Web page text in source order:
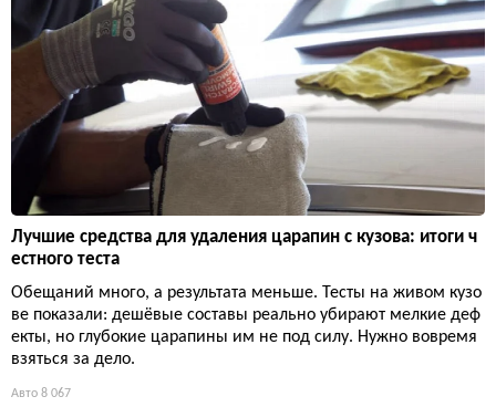
Лучшие средства для удаления царапин с кузова: итоги ч
естного теста
Обещаний много, а результата меньше. Тесты на живом кузо
ве показали: дешёвые составы реально убирают мелкие деф
екты, но глубокие царапины им не под силу. Нужно вовремя
взяться за дело.
Авто 8 067